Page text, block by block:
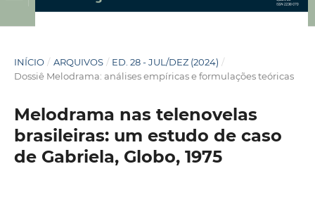
INÍCIO / ARQUIVOS / ED. 28 - JUL/DEZ (2024) /
Dossiê Melodrama: análises empíricas e formulações teóricas
Melodrama nas telenovelas
brasileiras: um estudo de caso
de Gabriela, Globo, 1975